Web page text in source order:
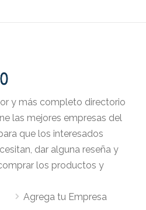
y más completo directorio
las mejores empresas del
que los interesados
dar alguna reseña y
los productos y
Agrega tu Empresa